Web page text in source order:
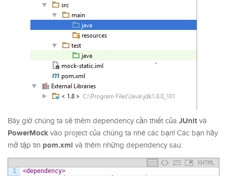
Bây giờ chúng ta sẽ thêm dependency cần thiết của JUnit và
PowerMock vào project của chúng ta nhé các bạn! Các bạn hãy
mở tập tin pom.xml và thêm những dependency sau:
XHTML
1
<dependency>